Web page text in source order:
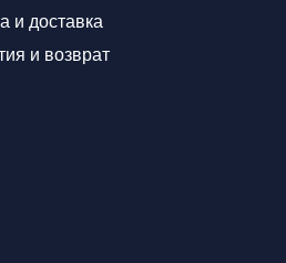
и доставка
и возврат